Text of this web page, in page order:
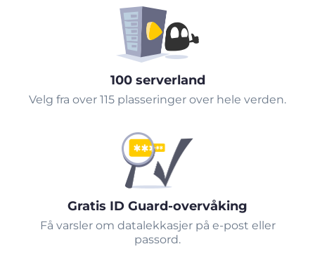
100 serverland
Velg fra over 115 plasseringer over hele verden.
Gratis ID Guard-overvåking
Få varsler om datalekkasjer på e-post eller
passord.